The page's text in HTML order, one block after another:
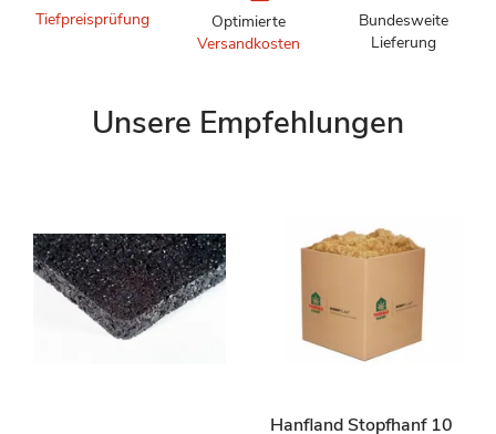
Tiefpreisprüfung
Optimierte
Versandkosten
Bundesweite
Lieferung
Unsere Empfehlungen
Hanfland Stopfhanf 10